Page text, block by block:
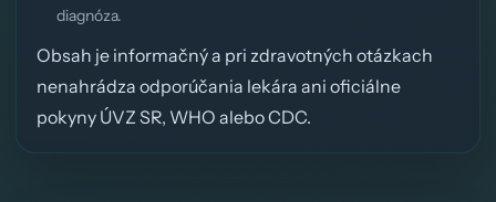
diagnóza.
Obsah je informačný a pri zdravotných otázkach
nenahrádza odporúčania lekára ani oficiálne
pokyny ÚVZ SR, WHO alebo CDC.